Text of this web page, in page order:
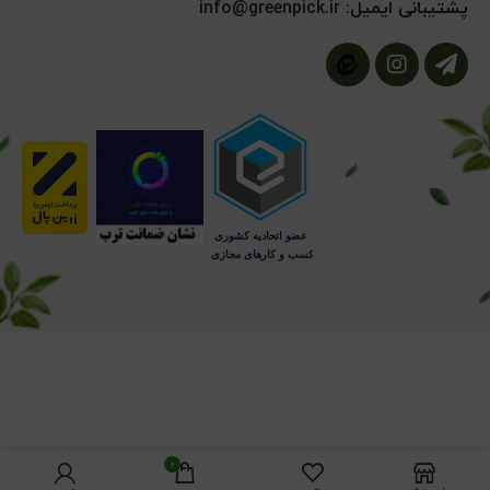
پشتیبانی ایمیل:info@greenpick.ir
0